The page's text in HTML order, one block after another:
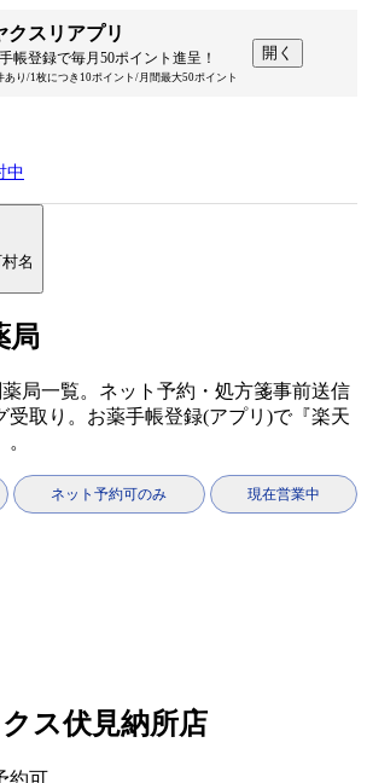
クスリアプリ
帳登録で毎月50ポイント進呈！
あり/1枚につき10ポイント/月間最大50ポイント
開く
中
名
局
局一覧。ネット予約・処方箋事前送信
受取り。お薬手帳登録(アプリ)で『楽天
ネット予約可のみ 現在営業中
ス伏見納所店
約可